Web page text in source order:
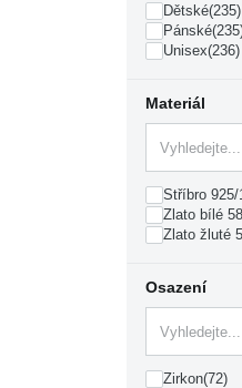
Dětské(235)
Pánské
Unisex(236)
Materiál
Stříbro 925/
Zlato bílé
Zlato žluté
Osazení
Zirkon(72)